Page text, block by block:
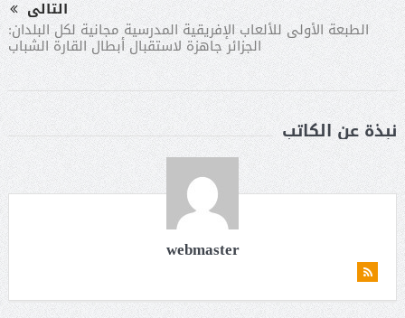
التالى
الطبعة الأولى للألعاب الإفريقية المدرسية مجانية لكل البلدان:
الجزائر جاهزة لاستقبال أبطال القارة الشباب
نبذة عن الكاتب
webmaster